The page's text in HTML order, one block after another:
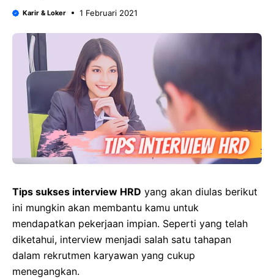
Karir & Loker 1 Februari 2021
Tips sukses interview HRD yang akan diulas berikut
ini mungkin akan membantu kamu untuk
mendapatkan pekerjaan impian. Seperti yang telah
diketahui, interview menjadi salah satu tahapan
dalam rekrutmen karyawan yang cukup
menegangkan.